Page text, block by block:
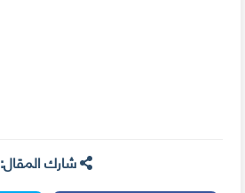
شارك المقال: